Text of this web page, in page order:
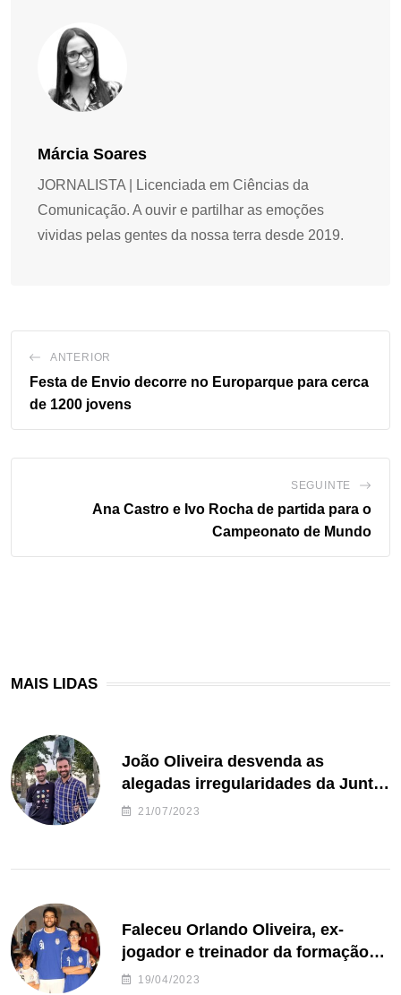
Márcia Soares
JORNALISTA | Licenciada em Ciências da
Comunicação. A ouvir e partilhar as emoções
vividas pelas gentes da nossa terra desde 2019.
ANTERIOR
Festa de Envio decorre no Europarque para cerca
de 1200 jovens
SEGUINTE
Ana Castro e Ivo Rocha de partida para o
Campeonato de Mundo
MAIS LIDAS
João Oliveira desvenda as
alegadas irregularidades da Junta
de Freguesia S. João de Ver
21/07/2023
Faleceu Orlando Oliveira, ex-
jogador e treinador da formação
de andebol do Feirense
19/04/2023